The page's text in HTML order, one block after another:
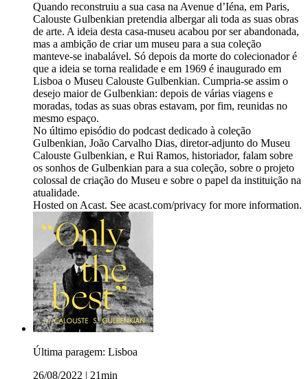
Quando reconstruiu a sua casa na Avenue d’Iéna, em Paris,
Calouste Gulbenkian pretendia albergar ali toda as suas obras
de arte. A ideia desta casa-museu acabou por ser abandonada,
mas a ambição de criar um museu para a sua coleção
manteve-se inabalável. Só depois da morte do colecionador é
que a ideia se torna realidade e em 1969 é inaugurado em
Lisboa o Museu Calouste Gulbenkian. Cumpria-se assim o
desejo maior de Gulbenkian: depois de várias viagens e
moradas, todas as suas obras estavam, por fim, reunidas no
mesmo espaço.
No último episódio do podcast dedicado à coleção
Gulbenkian, João Carvalho Dias, diretor-adjunto do Museu
Calouste Gulbenkian, e Rui Ramos, historiador, falam sobre
os sonhos de Gulbenkian para a sua coleção, sobre o projeto
colossal de criação do Museu e sobre o papel da instituição na
atualidade.
Hosted on Acast. See acast.com/privacy for more information.
Última paragem: Lisboa
26/08/2022
21min